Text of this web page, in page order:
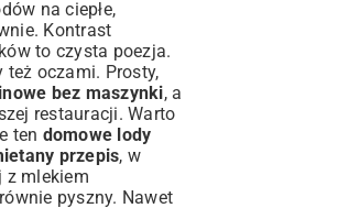
na ciepłe,
Kontrast
to czysta poezja.
też oczami. Prosty,
bez maszynki, a
restauracji. Warto
ten domowe lody
przepis, w
z mlekiem
pyszny. Nawet